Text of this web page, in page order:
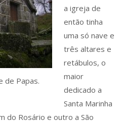
de Papas.
a igreja de
então tinha
uma só nave e
três altares e
retábulos, o
maior
dedicado a
Santa Marinha
do Rosário e outro a São